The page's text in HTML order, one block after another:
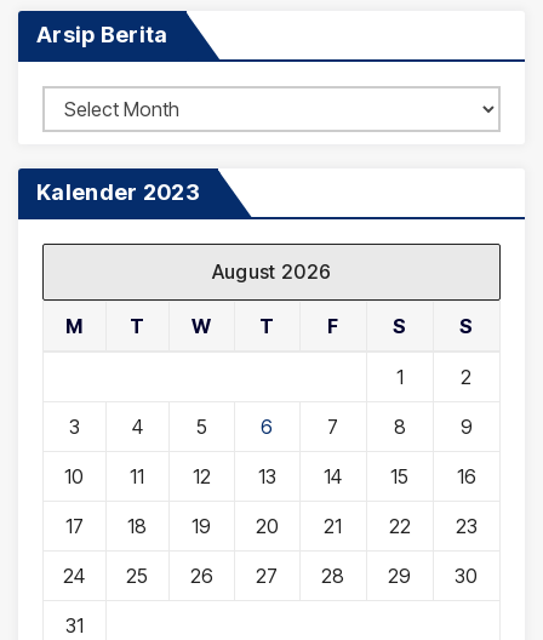
Arsip Berita
Arsip
Berita
Kalender 2023
August 2026
M T W T F S S
1 2
3 4 5 6 7 8 9
10 11 12 13 14 15 16
17 18 19 20 21 22 23
24 25 26 27 28 29 30
31